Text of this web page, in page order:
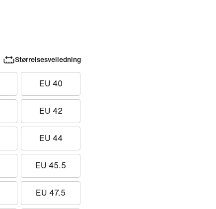
Størrelsesveiledning
EU 40
EU 42
EU 44
EU 45.5
EU 47.5